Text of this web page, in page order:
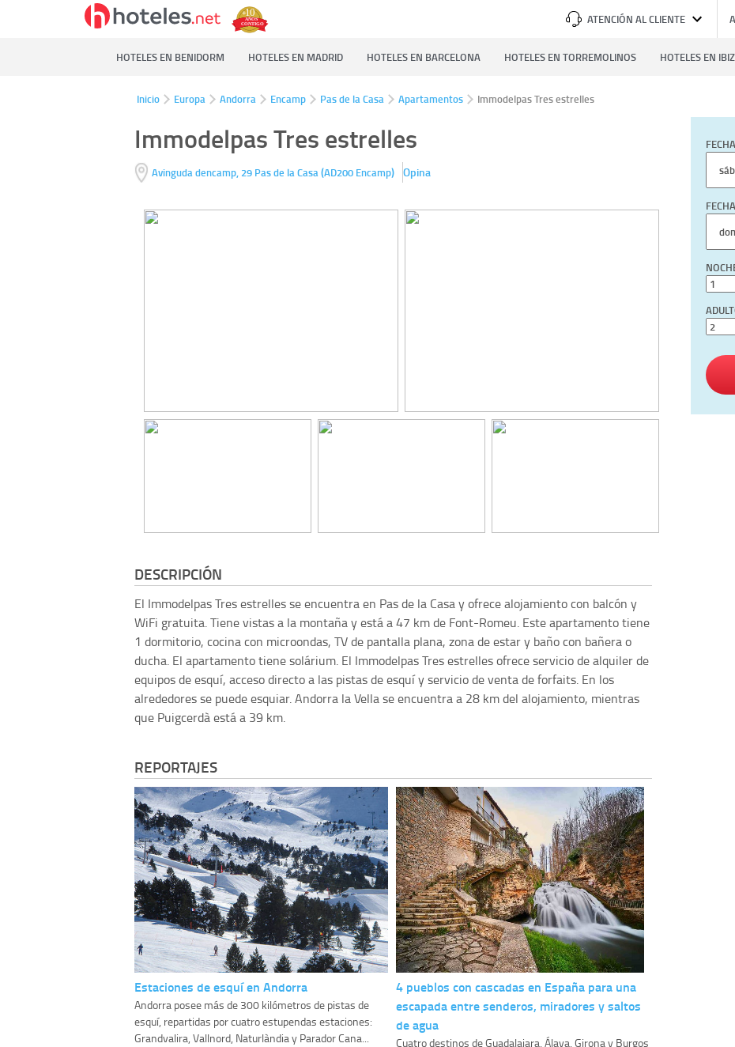
ATENCIÓN AL CLIENTE
HOTELES EN BENIDORM HOTELES EN MADRID HOTELES EN BARCELONA HOTELES EN TORREMOLINOS HOTELES EN
Inicio Europa Andorra Encamp Pas de la Casa Apartamentos Immodelpas Tres estrelles
Immodelpas Tres estrelles
Avinguda dencamp, 29 Pas de la Casa(AD200 Encamp) Opina
DESCRIPCIÓN
El Immodelpas Tres estrelles se encuentra en Pas de la Casa y ofrece alojamiento con balcón y
WiFi gratuita. Tiene vistas a la montaña y está a 47 km de Font-Romeu. Este apartamento tiene
1 dormitorio, cocina con microondas, TV de pantalla plana, zona de estar y baño con bañera o
ducha. El apartamento tiene solárium. El Immodelpas Tres estrelles ofrece servicio de alquiler de
equipos de esquí, acceso directo a las pistas de esquí y servicio de venta de forfaits. En los
alrededores se puede esquiar. Andorra la Vella se encuentra a 28 km del alojamiento, mientras
que Puigcerdà está a 39 km.
REPORTAJES
Estaciones de esquí en Andorra
Andorra posee más de 300 kilómetros de pistas de
esquí, repartidas por cuatro estupendas estaciones:
Grandvalira, Vallnord, Naturlàndia y Parador Cana...
4 pueblos con cascadas en España para una
escapada entre senderos, miradores y saltos
de agua
Cuatro destinos de Guadalajara, Álava, Girona y Burgos